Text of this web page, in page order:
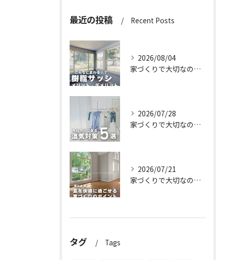
最近の投稿 Recent Posts
2026/08/04
家づくりで大切なのは、住んでからの快適さ🌿
2026/07/28
家づくりで大切なのは、住んでからの快適さ🌿
2026/07/21
家づくりで大切なのは、住んでからの快適さ🌿
タグ Tags